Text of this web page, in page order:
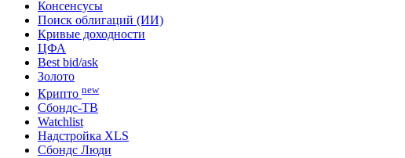
Консенсусы
Поиск облигаций (ИИ)
Кривые доходности
ЦФА
Best bid/ask
Золото
Крипто new
Сбондс-ТВ
Watchlist
Надстройка XLS
Сбондс Люди